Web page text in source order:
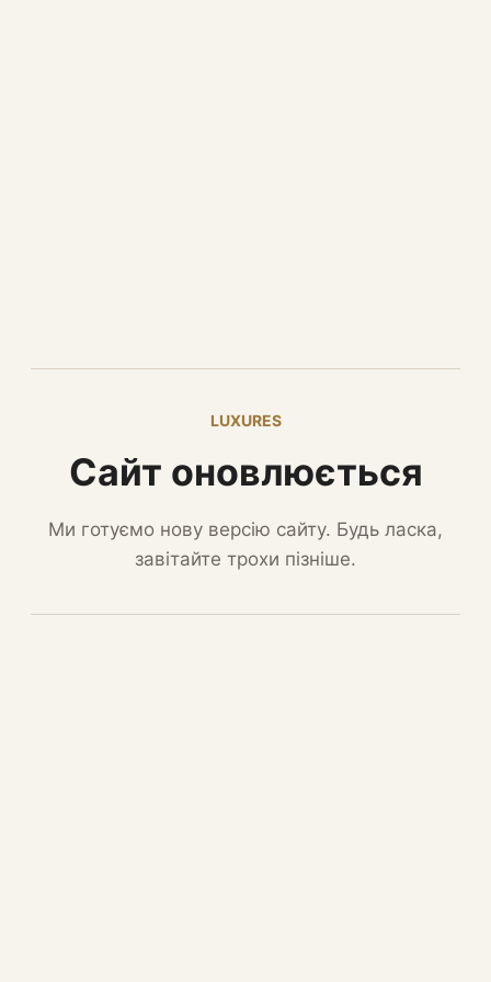
LUXURES
Сайт оновлюється
Ми готуємо нову версію сайту. Будь ласка,
завітайте трохи пізніше.